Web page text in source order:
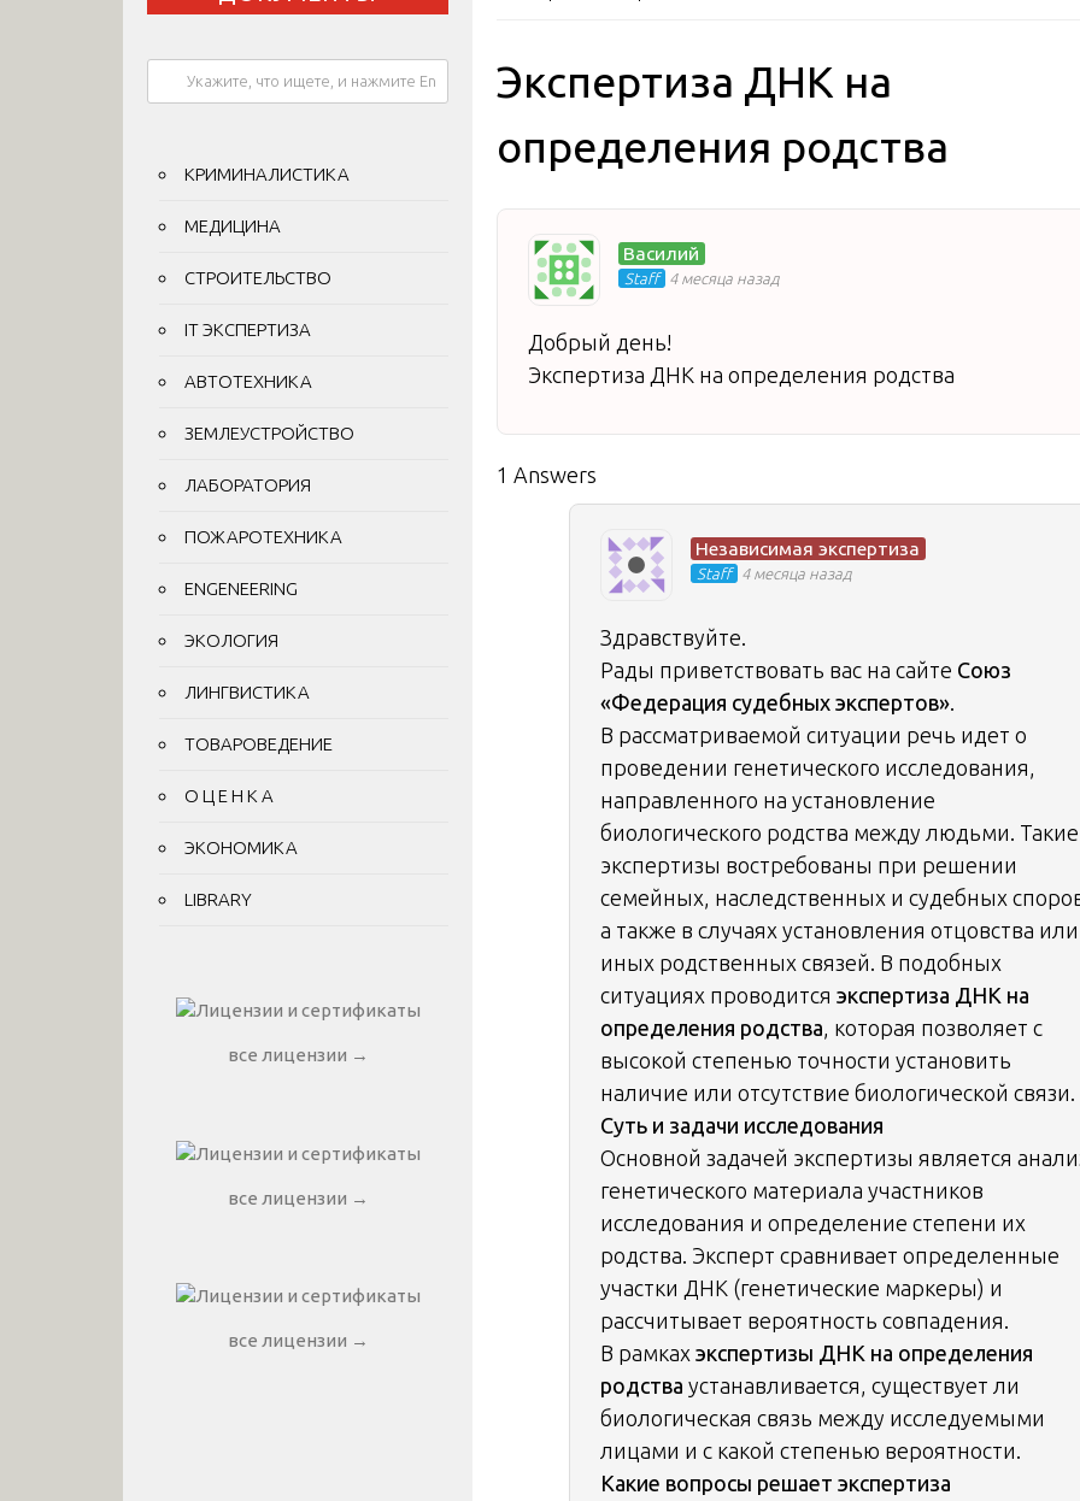
Экспертиза ДНК на
определения родства
Василий
Staff 4 месяца назад
Добрый день!
Экспертиза ДНК на определения родства
1 Answers
Независимая экспертиза
Staff 4 месяца назад
Здравствуйте.
Рады приветствовать вас на сайте Союз
«Федерация судебных экспертов»
В рассматриваемой ситуации речь идет о
проведении генетического исследования,
направленного на установление
биологического родства между людьми. Такие
экспертизы востребованы при решении
семейных, наследственных и судебных
а также в случаях установления отцовства или
иных родственных связей. В подобных
ситуациях проводится экспертиза ДНК на
определения родства , которая позволяет с
высокой степенью точности установить
наличие или отсутствие биологической связи.
Суть и задачи исследования
Основной задачей экспертизы является
генетического материала участников
исследования и определение степени их
родства. Эксперт сравнивает определенные
участки ДНК (генетические маркеры) и
рассчитывает вероятность совпадения.
В рамках экспертизы ДНК на определения
родства устанавливается, существует ли
биологическая связь между исследуемыми
лицами и с какой степенью вероятности.
Какие вопросы решает экспертиза
КРИМИНАЛИСТИКА
МЕДИЦИНА
СТРОИТЕЛЬСТВО
IT ЭКСПЕРТИЗА
АВТОТЕХНИКА
ЗЕМЛЕУСТРОЙСТВО
ЛАБОРАТОРИЯ
ПОЖАРОТЕХНИКА
ENGENEERING
ЭКОЛОГИЯ
ЛИНГВИСТИКА
ТОВАРОВЕДЕНИЕ
О Ц Е Н К А
ЭКОНОМИКА
LIBRARY
все лицензии →
все лицензии →
все лицензии →